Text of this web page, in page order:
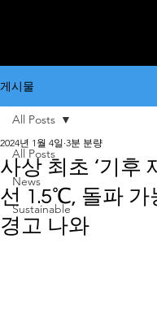
게시물
All Posts
News
Sustainable
All Posts
사상 최초 ‘기후
선 1.5℃, 돌파 가
경고 나와
2024년 1월 4일 3분 분량